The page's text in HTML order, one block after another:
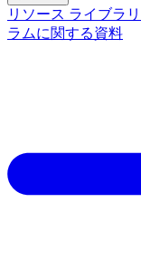
リソース ライブラリ
ラムに関する資料